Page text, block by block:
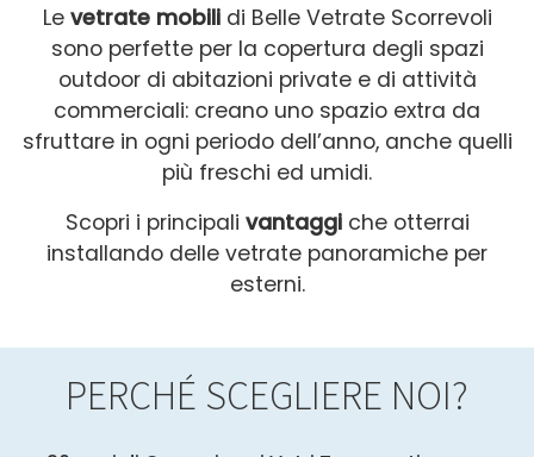
Le vetrate mobilidi Belle Vetrate Scorrevoli
sono perfette per la copertura degli spazi
outdoor di abitazioni private e di attività
commerciali: creano uno spazio extra da
sfruttare in ogni periodo dell’anno, anche quelli
più freschi ed umidi.
Scopri i principali vantaggi che otterrai
installando delle vetrate panoramiche per
esterni.
PERCHÉ SCEGLIERE NOI?